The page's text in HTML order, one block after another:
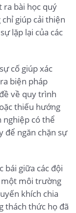
ra bài học quý
giúp cải thiện
lặp lại của các
cố giúp xác
biện pháp
về quy trình
thiếu hướng
nghiệp có thể
để ngăn chặn sự
bái giữa các đội
một môi trường
khích chia
thách thức họ đã